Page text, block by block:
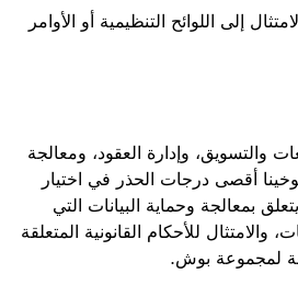
إلى اللوائح التنظيمية أو الأوامر
والتسويق، وإدارة العقود، ومعالجة
أقصى درجات الحذر في اختيار
بمعالجة وحماية البيانات التي
للأحكام القانونية المتعلقة
لمجموعة بوش.